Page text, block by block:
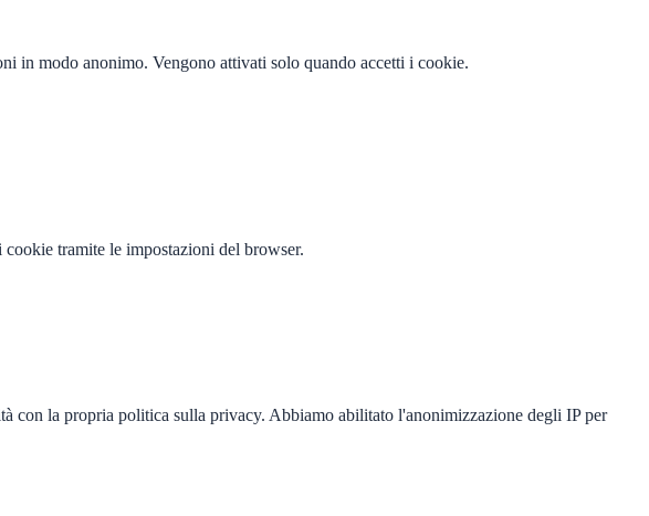
in modo anonimo. Vengono attivati solo quando accetti i cookie.
tramite le impostazioni del browser.
la propria politica sulla privacy. Abbiamo abilitato l'anonimizzazione degli IP per